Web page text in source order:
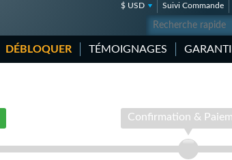
$ USD Suivi Commande
DÉBLOQUER TÉMOIGNAGES
Confirmation &